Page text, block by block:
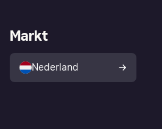
Markt
Nederland